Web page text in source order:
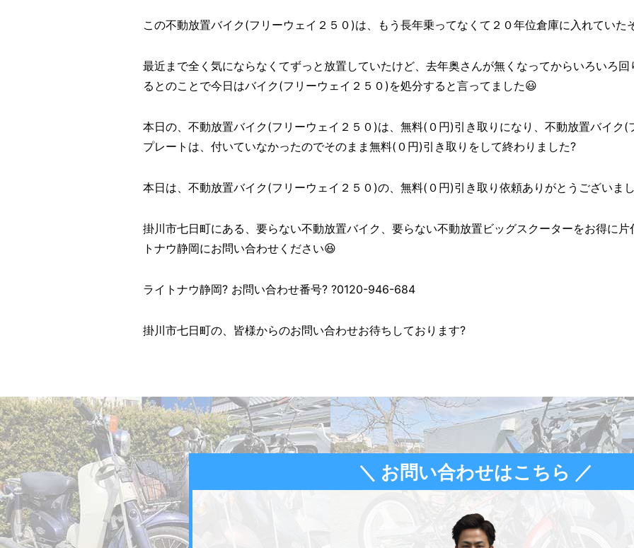
この不動放置バイク(フリーウェイ２５０)は、もう長年乗ってなくて２０年位倉庫に入れていた
最近まで全く気にならなくてずっと放置していたけど、去年奥さんが無くなってからいろいろ
るとのことで今日はバイク(フリーウェイ２５０)を処分すると言ってました😃
本日の、不動放置バイク(フリーウェイ２５０)は、無料(０円)引き取りになり、不動放置バイク
プレートは、付いていなかったのでそのまま無料(０円)引き取りをして終わりました?
本日は、不動放置バイク(フリーウェイ２５０)の、無料(０円)引き取り依頼ありがとうございま
掛川市七日町にある、要らない不動放置バイク、要らない不動放置ビッグスクーターをお得に
トナウ静岡にお問い合わせください😆
ライトナウ静岡? お問い合わせ番号? ?0120-946-684
掛川市七日町の、皆様からのお問い合わせお待ちしております?
＼ お問い合わせはこちら ／